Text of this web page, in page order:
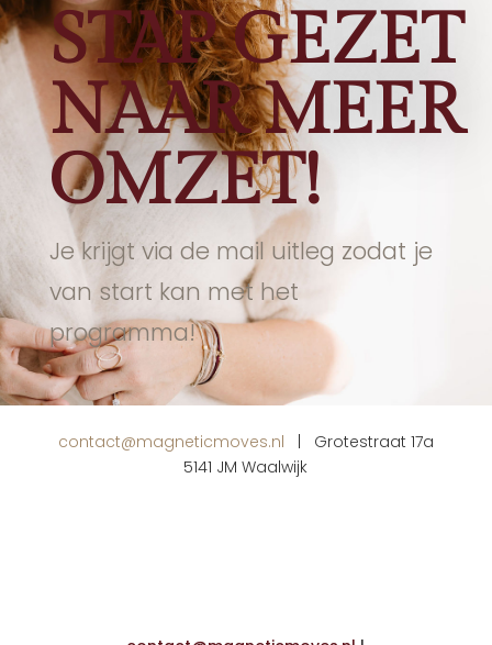
STAP GEZET
NAAR MEER
OMZET!
Je krijgt via de mail uitleg zodat je
van start kan met het
programma!
contact@magneticmoves.nl | Grotestraat 17a
5141 JM Waalwijk